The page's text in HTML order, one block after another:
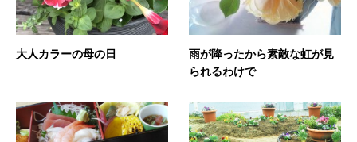
大人カラーの母の日
雨が降ったから素敵な虹が見
られるわけで